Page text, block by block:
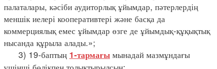
палаталары, кәсіби аудиторлық ұйымдар, пәтерлердің
меншік иелері кооперативтері және басқа да
коммерциялық емес ұйымдар өзге де ұйымдық-құқықтық
нысанда құрыла алады.»;
3) 19-баптың 1-тармағы мынадай мазмұндағы